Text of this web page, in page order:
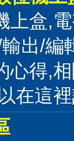
上盒,
出/編
心得,
在這